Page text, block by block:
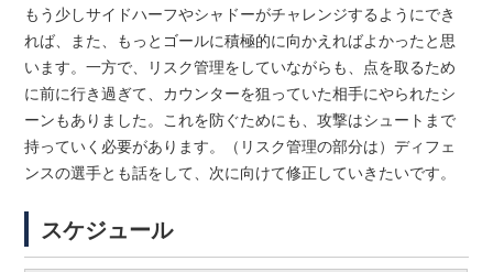
もう少しサイドハーフやシャドーがチャレンジするようにでき
れば、また、もっとゴールに積極的に向かえればよかったと思
います。一方で、リスク管理をしていながらも、点を取るため
に前に行き過ぎて、カウンターを狙っていた相手にやられたシ
ーンもありました。これを防ぐためにも、攻撃はシュートまで
持っていく必要があります。（リスク管理の部分は）ディフェ
ンスの選手とも話をして、次に向けて修正していきたいです。
スケジュール